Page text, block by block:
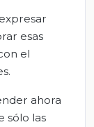
esas
el
ahora
sólo las